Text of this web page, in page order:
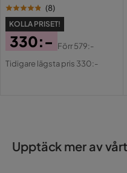
(8)
KOLLA PRISET!
Pris
330:-
Original
Förr579:-
Tidigare lägsta pris 330:-
Upptäck mer av